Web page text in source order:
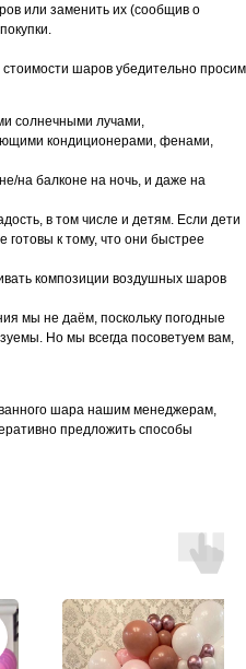
или заменить их (сообщив о
шаров убедительно просим
солнечными лучами,
кондиционерами, фенами,
на балконе на ночь, и даже на
в том числе и детям. Если дети
готовы к тому, что они быстрее
композиции воздушных шаров
мы не даём, поскольку погодные
Но мы всегда посоветуем вам,
шара нашим менеджерам,
предложить способы